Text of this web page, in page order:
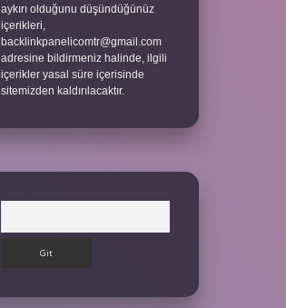
aykırı olduğunu düşündüğünüz
içerikleri,
backlinkpanelicomtr@gmail.com
adresine bildirmeniz halinde, ilgili
içerikler yasal süre içerisinde
sitemizden kaldırılacaktır.